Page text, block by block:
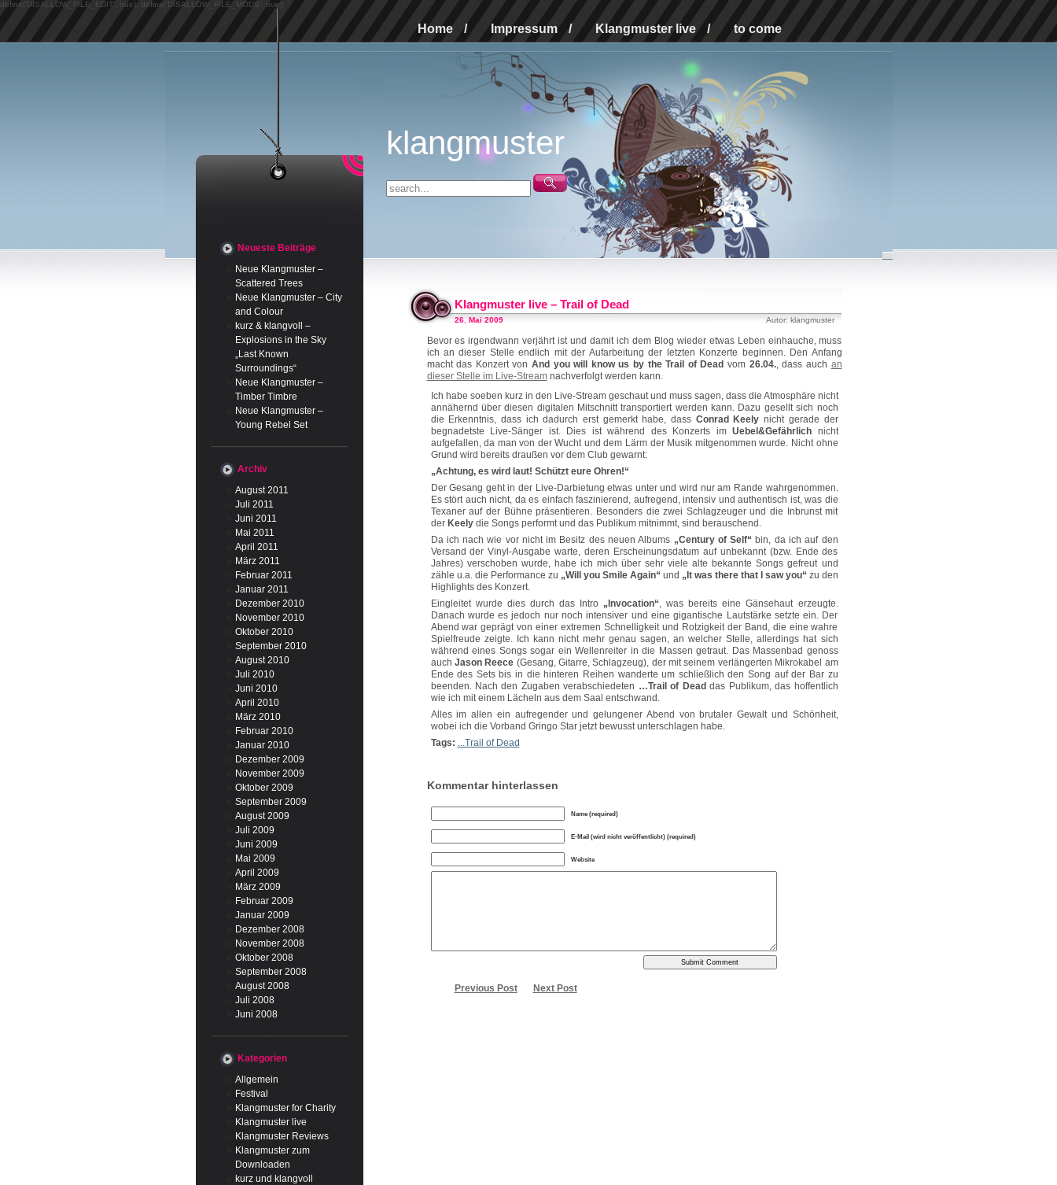
define('DISALLOW_FILE_EDIT', true); define('DISALLOW_FILE_MODS', true);
Home / Impressum / Klangmuster live / to come
klangmuster
Neueste Beiträge
Neue Klangmuster –
Scattered Trees
Neue Klangmuster – City
and Colour
kurz & klangvoll –
Explosions in the Sky
„Last Known
Surroundings“
Neue Klangmuster –
Timber Timbre
Neue Klangmuster –
Young Rebel Set
Archiv
August 2011
Juli 2011
Juni 2011
Mai 2011
April 2011
März 2011
Februar 2011
Januar 2011
Dezember 2010
November 2010
Oktober 2010
September 2010
August 2010
Juli 2010
Juni 2010
April 2010
März 2010
Februar 2010
Januar 2010
Dezember 2009
November 2009
Oktober 2009
September 2009
August 2009
Juli 2009
Juni 2009
Mai 2009
April 2009
März 2009
Februar 2009
Januar 2009
Dezember 2008
November 2008
Oktober 2008
September 2008
August 2008
Juli 2008
Juni 2008
Kategorien
Allgemein
Festival
Klangmuster for Charity
Klangmuster live
Klangmuster Reviews
Klangmuster zum
Downloaden
kurz und klangvoll
Klangmuster live – Trail of Dead
26. Mai 2009 Autor: klangmuster
Bevor es irgendwann verjährt ist und damit ich dem Blog wieder etwas Leben einhauche, muss
ich an dieser Stelle endlich mit der Aufarbeitung der letzten Konzerte beginnen. Den Anfang
macht das Konzert von And you will know us by the Trail of Dead vom 26.04., dass auch an
dieser Stelle im Live-Streamnachverfolgt werden kann.
Ich habe soeben kurz in den Live-Stream geschaut und muss sagen, dass die Atmosphäre nicht
annähernd über diesen digitalen Mitschnitt transportiert werden kann. Dazu gesellt sich noch
die Erkenntnis, dass ich dadurch erst gemerkt habe, dass Conrad Keely nicht gerade der
begnadetste Live-Sänger ist. Dies ist während des Konzerts im Uebel&Gefährlich nicht
aufgefallen, da man von der Wucht und dem Lärm der Musik mitgenommen wurde. Nicht ohne
Grund wird bereits draußen vor dem Club gewarnt:
„Achtung, es wird laut! Schützt eure Ohren!“
Der Gesang geht in der Live-Darbietung etwas unter und wird nur am Rande wahrgenommen.
Es stört auch nicht, da es einfach faszinierend, aufregend, intensiv und authentisch ist, was die
Texaner auf der Bühne präsentieren. Besonders die zwei Schlagzeuger und die Inbrunst mit
der Keely die Songs performt und das Publikum mitnimmt, sind berauschend.
Da ich nach wie vor nicht im Besitz des neuen Albums „Century of Self“ bin, da ich auf den
Versand der Vinyl-Ausgabe warte, deren Erscheinungsdatum auf unbekannt (bzw. Ende des
Jahres) verschoben wurde, habe ich mich über sehr viele alte bekannte Songs gefreut und
zähle u.a. die Performance zu „Will you Smile Again“ und „It was there that I saw you“ zu den
Highlights des Konzert.
Eingleitet wurde dies durch das Intro „Invocation“, was bereits eine Gänsehaut erzeugte.
Danach wurde es jedoch nur noch intensiver und eine gigantische Lautstärke setzte ein. Der
Abend war geprägt von einer extremen Schnelligkeit und Rotzigkeit der Band, die eine wahre
Spielfreude zeigte. Ich kann nicht mehr genau sagen, an welcher Stelle, allerdings hat sich
während eines Songs sogar ein Wellenreiter in die Massen getraut. Das Massenbad genoss
auch Jason Reece (Gesang, Gitarre, Schlagzeug), der mit seinem verlängerten Mikrokabel am
Ende des Sets bis in die hinteren Reihen wanderte um schließlich den Song auf der Bar zu
beenden. Nach den Zugaben verabschiedeten …Trail of Dead das Publikum, das hoffentlich
wie ich mit einem Lächeln aus dem Saal entschwand.
Alles im allen ein aufregender und gelungener Abend von brutaler Gewalt und Schönheit,
wobei ich die Vorband Gringo Star jetzt bewusst unterschlagen habe.
Tags: ...Trail of Dead
Kommentar hinterlassen
Name (required)
E-Mail (wird nicht veröffentlicht) (required)
Website
Previous Post Next Post